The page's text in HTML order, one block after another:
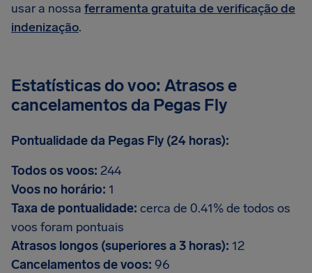
usar a nossa ferramenta gratuita de verificação de
indenização.
Estatísticas do voo: Atrasos e
cancelamentos da Pegas Fly
Pontualidade da Pegas Fly (24 horas):
Todos os voos: 244
Voos no horário: 1
Taxa de pontualidade: cerca de 0.41% de todos os
voos foram pontuais
Atrasos longos (superiores a 3 horas): 12
Cancelamentos de voos: 96